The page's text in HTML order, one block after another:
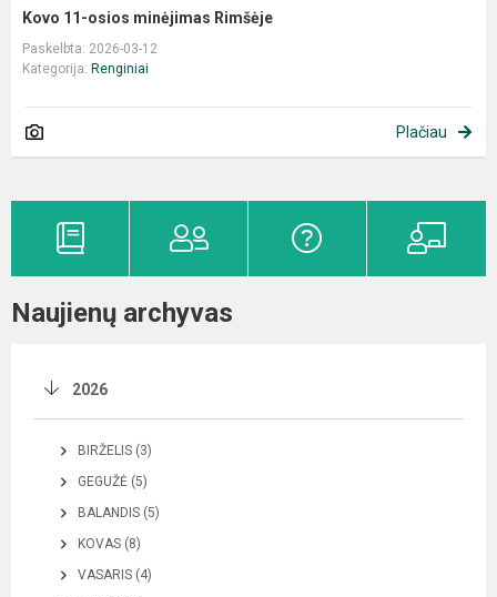
Kovo 11-osios minėjimas Rimšėje
Paskelbta: 2026-03-12
Kategorija: Renginiai
Plačiau
Naujienų archyvas
2026
BIRŽELIS (3)
GEGUŽĖ (5)
BALANDIS (5)
KOVAS (8)
VASARIS (4)